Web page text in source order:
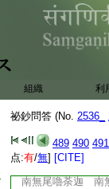
組織 利
祕鈔問答 (No. 2536_
489 490 491
点:有/無] [CITE]
四天王一故用レ 之
須彌半腹四邊有
四
帝釋一 云 四天王
問。召請何等乎
問。獻座何等乎 答
24 一田可 レ觀レ
之
問。讃禮佛何等乎
部讃用之 禮佛 南
南無尾嚕荼迦 南